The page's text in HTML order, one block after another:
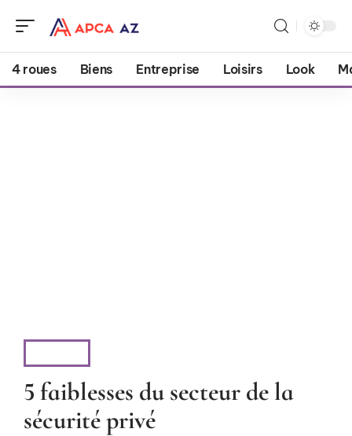
4 roues Biens Entreprise Loisirs Look
5 faiblesses du secteur de la
sécurité privé